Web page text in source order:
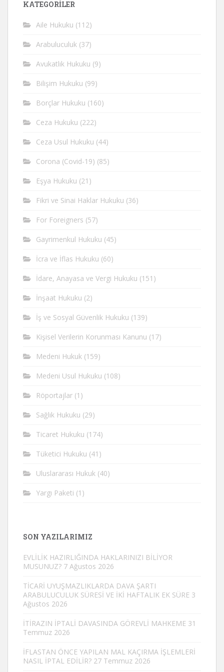
KATEGORİLER
Aile Hukuku (112)
Arabuluculuk (37)
Avukatlık Hukuku (9)
Bilişim Hukuku (99)
Borçlar Hukuku (160)
Ceza Hukuku (222)
Ceza Usul Hukuku (44)
Corona (Covid-19) (85)
Eşya Hukuku (21)
Fikri ve Sinai Haklar Hukuku (36)
For Foreigners (57)
Gayrimenkul Hukuku (45)
İcra ve İflas Hukuku (60)
İdare, Anayasa ve Vergi Hukuku (151)
İnşaat Hukuku (2)
İş ve Sosyal Güvenlik Hukuku (139)
Kişisel Verilerin Korunması Kanunu (17)
Medeni Hukuk (159)
Medeni Usul Hukuku (108)
Röportajlar (1)
Sağlık Hukuku (29)
Ticaret Hukuku (174)
Tüketici Hukuku (41)
Uluslararası Hukuk (40)
Yargı Paketi (1)
SON YAZILARIMIZ
EVLİLİK HAZIRLIĞINDA HAKLARINIZI BİLİYOR
MUSUNUZ? 7 Ağustos 2026
TİCARİ UYUŞMAZLIKLARDA DAVA ŞARTI
ARABULUCULUK SÜRESİ VE İKİ HAFTALIK EK SÜRE 3
Ağustos 2026
İTİRAZIN İPTALİ DAVASINDA GÖREVLİ MAHKEME 31
Temmuz 2026
İFLASTAN ÖNCE YAPILAN MAL KAÇIRMA İŞLEMLERİ
NASIL İPTAL EDİLİR? 27 Temmuz 2026